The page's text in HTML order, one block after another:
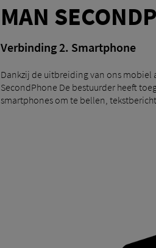
MAN
Verbinding 2. Smartphone
Dankzij de uitbreiding van ons mobiel
SecondPhone De bestuurder heeft
smartphones om te bellen,